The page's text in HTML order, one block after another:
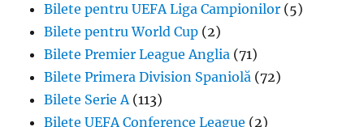
Bilete pentru UEFA Liga Campionilor (5)
Bilete pentru World Cup (2)
Bilete Premier League Anglia (71)
Bilete Primera Division Spaniolă (72)
Bilete Serie A(113)
Bilete UEFA Conference League (2)